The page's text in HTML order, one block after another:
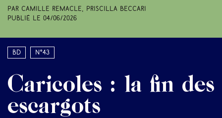
Par Camille Remacle, Priscilla Beccari
Publié le 04/06/2026
BD N°43
Caricoles : la fin des
escargots